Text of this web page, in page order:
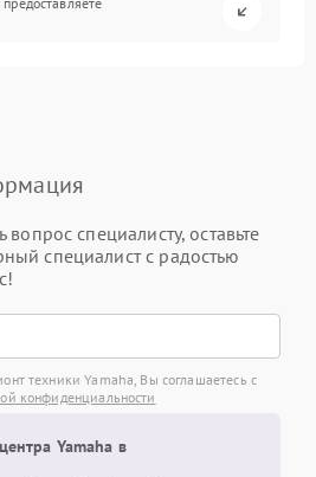
вопрос специалисту, оставьте
специалист с радостью
техники Yamaha, Вы соглашаетесь с
конфиденциальности
Yamaha в